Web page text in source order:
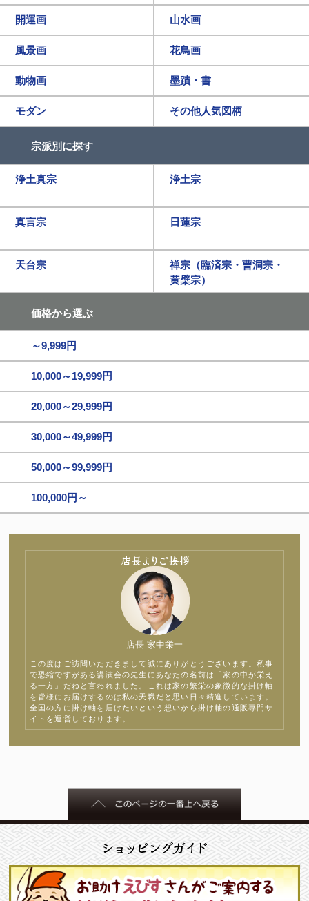
開運画 山水画
風景画 花鳥画
動物画 墨蹟・書
モダン その他人気図柄
宗派別に探す
浄土真宗 浄土宗
真言宗 日蓮宗
天台宗
禅宗（臨済宗・曹洞宗・
黄檗宗）
価格から選ぶ
～9,999円
10,000～19,999円
20,000～29,999円
30,000～49,999円
50,000～99,999円
100,000円～
店長 家中栄一
この度はご訪問いただきまして誠にありがとうございます。私事
で恐縮ですがある講演会の先生にあなたの名前は「家の中が栄え
る一方」だねと言われました。これは家の繁栄の象徴的な掛け軸
を皆様にお届けするのは私の天職だと思い日々精進しています。
全国の方に掛け軸を届けたいという想いから掛け軸の通販専門サ
イトを運営しております。